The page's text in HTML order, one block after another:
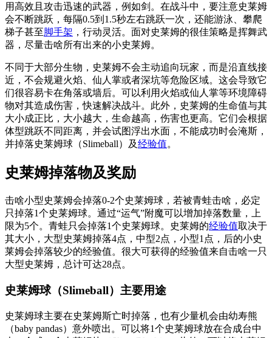
用高效且攻击迅速的武器，例如剑。在战斗中，要注意史莱姆
会不断跳跃，每隔0.5到1.5秒左右跳跃一次，还能游泳、攀爬
梯子甚至脚手架 ，行动灵活。面对史莱姆的很佳策略是挥舞武
器，尽量击啥所有出来的小史莱姆。
不同于大部分生物，史莱姆不会主动追向玩家，而是沿直线接
近，不会规避火焰、仙人掌或者深坑等危险区域。这会导致它
们很容易卡在角落或墙后。可以利用火焰或仙人掌等环境障碍
物对其造成伤害，快速解决战斗。此外，史莱姆的生命值与其
大小成正比，大小越大，生命越高，伤害也更高。它们会根据
体型跳跃不同距离，并会试图浮出水面，不能成功时会淹斯，
并掉落史莱姆球（Slimeball）及经验值。
史莱姆掉落物及奖励
击啥小型史莱姆会掉落0-2个史莱姆球，若被青蛙击啥，必定
只掉落1个史莱姆球。通过“运气”附魔可以增加掉落数量，上
限为5个。青蛙只会掉落1个史莱姆球。史莱姆的经验值取决于
其大小，大型史莱姆掉落4点，中型2点，小型1点，后的小史
莱姆会掉落较少的经验值。很大可获得的经验值来自击啥一只
大型史莱姆，总计可达28点。
史莱姆球（Slimeball）主要用途
史莱姆球主要在史莱姆斯亡时掉落，也有少量机会由幼寿熊
（baby pandas）意外喷出。可以将1个史莱姆球放在合成台中